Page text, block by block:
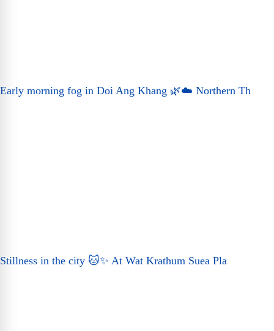
Early morning fog in Doi Ang Khang 🌿☁️ Northern Th
Stillness in the city 🐱✨ At Wat Krathum Suea Pla